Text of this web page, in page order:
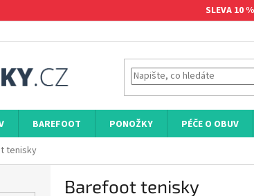
SLEVA 10
BAREFOOT PONOŽKY PÉČE O OBUV
tenisky
Barefoot tenisky